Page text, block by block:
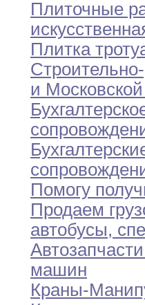
Плиточные
Плитка
и
Помогу
Продаем
автобусы,
машин
Краны-